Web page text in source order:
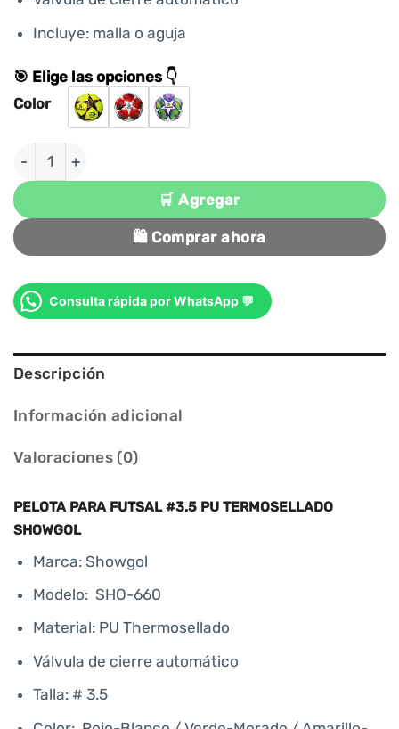
Incluye: malla o aguja
🎯 Elige las opciones 👇
Color
PELOTA PARA FUTSAL #3.5 PU TERMOSELLADO
🛒 Agregar
🛍️ Comprar ahora
Consulta rápida por WhatsApp 💬
Descripción
Información adicional
Valoraciones (0)
PELOTA PARA FUTSAL #3.5 PU TERMOSELLADO
SHOWGOL
Marca: Showgol
Modelo: SHO-660
Material: PU Thermosellado
Válvula de cierre automático
Talla: # 3.5